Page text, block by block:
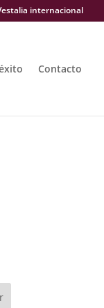
internacional
Contacto